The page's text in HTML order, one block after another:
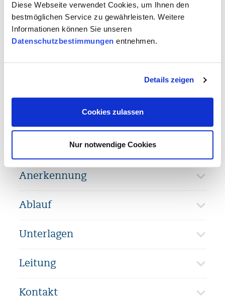
Diese Webseite verwendet Cookies, um Ihnen den
bestmöglichen Service zu gewährleisten. Weitere
Informationen können Sie unseren
Datenschutzbestimmungen entnehmen.
Details zeigen
Cookies zulassen
Nur notwendige Cookies
ist, begrenzen wir die Teilnehmerzahl
auf 12 Personen.
Alle Teilnehmenden erhalten nach dem
Besuch des Seminars eine
Anerkennung
Ablauf
Unterlagen
Leitung
Kontakt